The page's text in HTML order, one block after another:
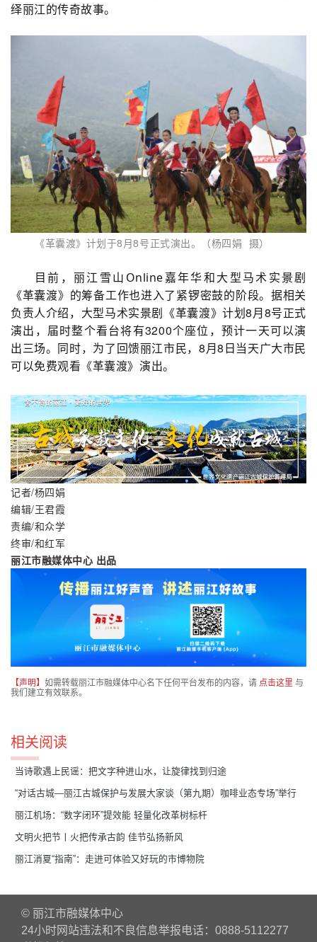
绎丽江的传奇故事。
《革囊渡》计划于8月8号正式演出。（杨四娟 摄）
目前，丽江雪山Online嘉年华和大型马术实景剧
《革囊渡》的筹备工作也进入了紧锣密鼓的阶段。据相关
负责人介绍， 大型马术实景剧《革囊渡》计划8月8号正式
演出，届时整个看台将有3200个座位，预计一天可以演
出三场。同时，为了回馈丽江市民，8月8日当天广大市民
可以免费观看《革囊渡》演出。
记者/杨四娟
编辑/王君霞
责编/和众学
终审/和红军
丽江市融媒体中心 出品
【声明】 如需转载丽江市融媒体中心名下任何平台发布的内容，请 点击这里 与
我们建立有效联系。
相关阅读
​当诗歌遇上民谣：把文字种进山水，让旋律找到归途
“对话古城—丽江古城保护与发展大家谈（第九期）咖啡业态专场”举行
丽江机场：“数字闭环”提效能 轻量化改革树标杆
文明火把节丨火把传承古韵 佳节弘扬新风
丽江消夏“指南”：走进可体验又好玩的市博物院
© 丽江市融媒体中心
24小时网站违法和不良信息举报电话：0888-5112277